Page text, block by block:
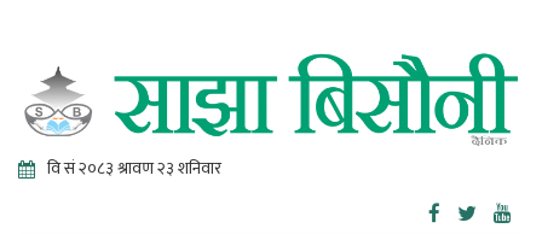
Online News Portal